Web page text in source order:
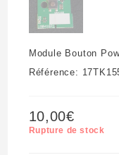
Module Bouton
Référence:
10,00€
Rupture de stock